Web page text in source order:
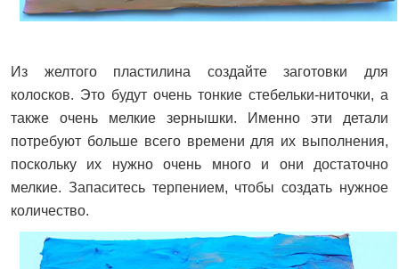
Из желтого пластилина создайте заготовки для
колосков. Это будут очень тонкие стебельки-ниточки, а
также очень мелкие зернышки. Именно эти детали
потребуют больше всего времени для их выполнения,
поскольку их нужно очень много и они достаточно
мелкие. Запаситесь терпением, чтобы создать нужное
количество.